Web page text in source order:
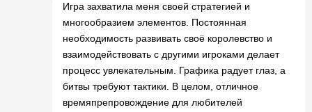
Игра захватила меня своей стратегией и
многообразием элементов. Постоянная
необходимость развивать своё королевство и
взаимодействовать с другими игроками делает
процесс увлекательным. Графика радует глаз, а
битвы требуют тактики. В целом, отличное
времяпрепровождение для любителей